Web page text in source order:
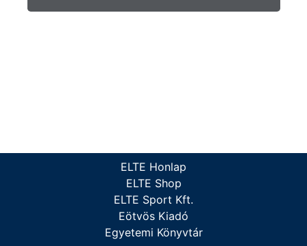
ELTE Honlap
ELTE Shop
ELTE Sport Kft.
Eötvös Kiadó
Egyetemi Könyvtár